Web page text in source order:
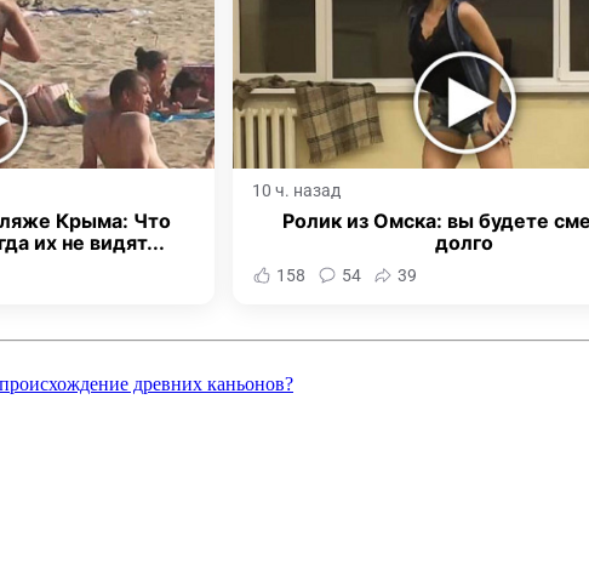
Крыма: Что
их не видят...
10 ч. назад
Ролик из Омска: вы будете
долго
158 54 39
древних каньонов?